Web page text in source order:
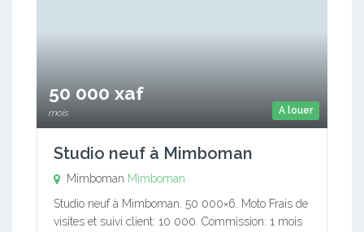
A louer
50 000 xaf
mois
Studio neuf à Mimboman
Mimboman Mimboman
Studio neuf à Mimboman. 50 000×6. Moto Frais de
visites et suivi client: 10 000. Commission: 1 mois